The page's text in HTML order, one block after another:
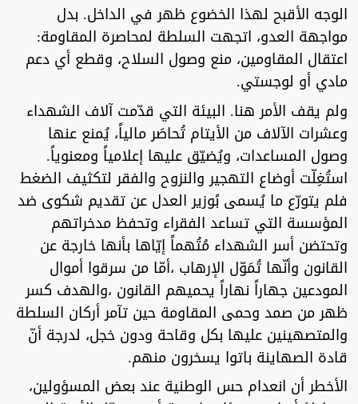
الوجه الأقبح لهذا الخضوع ظهر في الداخل. بدل
مواجهة العدو، اتجهت السلطة لمحاصرة المقاومة:
اعتقال المقاومين، منع وصول السلاح، وقطع أي دعم
مادي أو لوجستي.
ولم يقف الأمر هنا. البيئة التي قدّمت آلاف الشهداء
وعشرات الآلاف من الأيتام تُحاصَر مالياً، يُمنع عنها
وصول المساعدات، ويُضيّق عليها إعلامياً ومعنوياً.
استُغِلّت أوضاع التهجير والنزوح والفقر لتكثيف الضغط
فلم يتورّع ما يُسمى بًوزير العدل عن تقديم شكوى ضد
المؤسسة التي تساعد الفقراء وتحفظ مدخراتهم
وتحتضن أسر الشهداء مُتُهماً إيّاها بأنها خارجة عن
القانون وأنّها تُمَوّل الإرهاب ،أمّا من سرقوا أموال
المودعين جهاراً نهاراً يحميهم القانون ،والهدف كسر
ظهر من صمد وحمى المقاومة حين تآمر أركان السلطة
والمتصهينين عليها بكل وقاحة ودون خجل، لدرجة أنّ
قادة الصهاينة باتوا يسخرون منهم.
الأخطر أن انعدام حس الوطنية عند بعض المسؤولين،